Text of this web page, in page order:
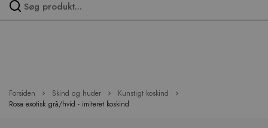
Forsiden Skind og huder
Kunstigt koskind
Rosa exotisk grå/hvid - imiteret koskind